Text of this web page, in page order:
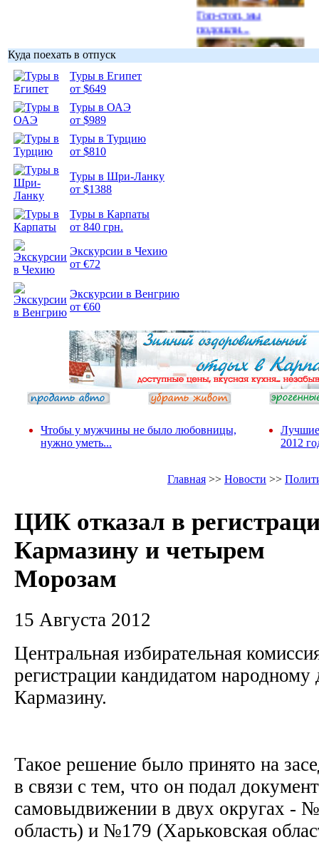
Гоп-стоп, мы
подошли...
Куда поехать в отпуск
Туры в Египет
от $649
Туры в ОАЭ
от $989
Туры в Турцию
от $810
Туры в Шри-Ланку
от $1388
Туры в Карпаты
от 840 грн.
Экскурсии в Чехию
от €72
Экскурсии в Венгрию
от €60
Чтобы у мужчины не было любовницы,
нужно уметь...
Лучшие
2012
Главная >> Новости >>
ЦИК отказал в
Кармазину и четырем
Морозам
15 Августа 2012
Центральная избирательная
регистрации кандидатом
Кармазину.
Такое решение было принято на
в связи с тем, что он подал
самовыдвижении в двух округах -
область) и №179 (Харьковская